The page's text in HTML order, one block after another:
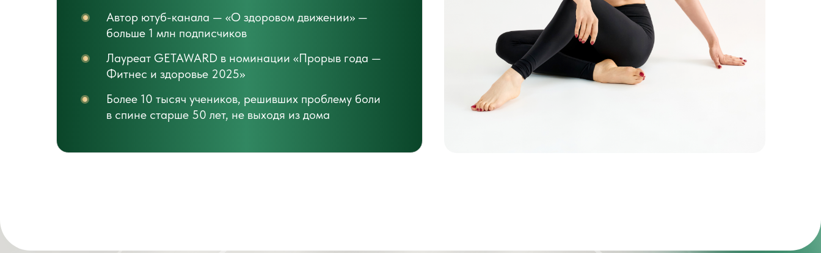
Автор ютуб-канала — «О здоровом движении» —
больше 1 млн подписчиков
Лауреат GETAWARD в номинации «Прорыв года —
Фитнес и здоровье 2025»
Более 10 тысяч учеников, решивших проблему боли
в спине старше 50 лет, не выходя из дома